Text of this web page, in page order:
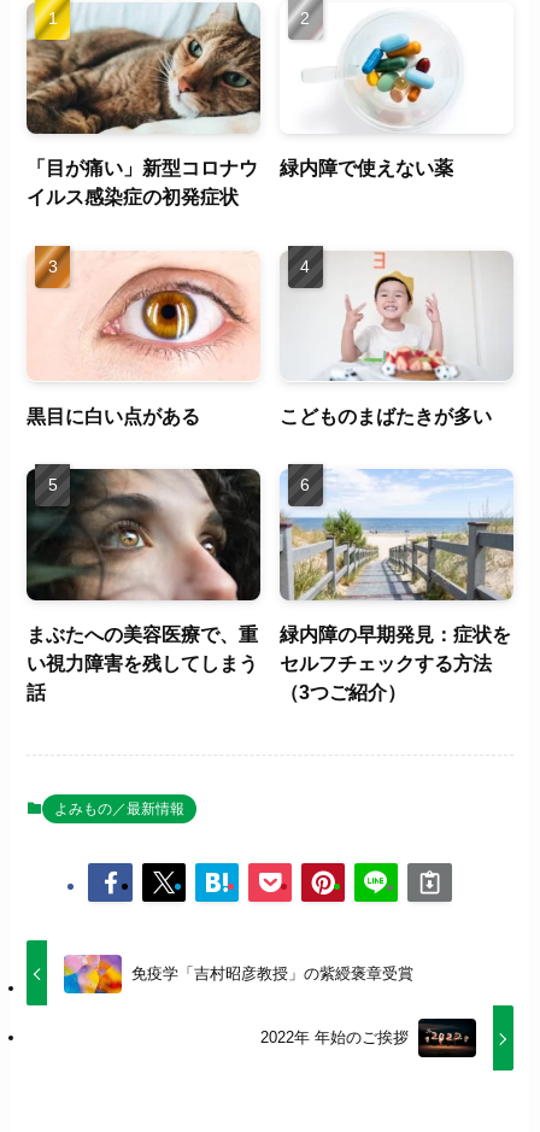
「目が痛い」新型コロナウ
イルス感染症の初発症状
緑内障で使えない薬
黒目に白い点がある こどものまばたきが多い
まぶたへの美容医療で、重
い視力障害を残してしまう
話
緑内障の早期発見：症状を
セルフチェックする方法
（3つご紹介）
よみもの／最新情報
免疫学「吉村昭彦教授」の紫綬褒章受賞
2022年 年始のご挨拶